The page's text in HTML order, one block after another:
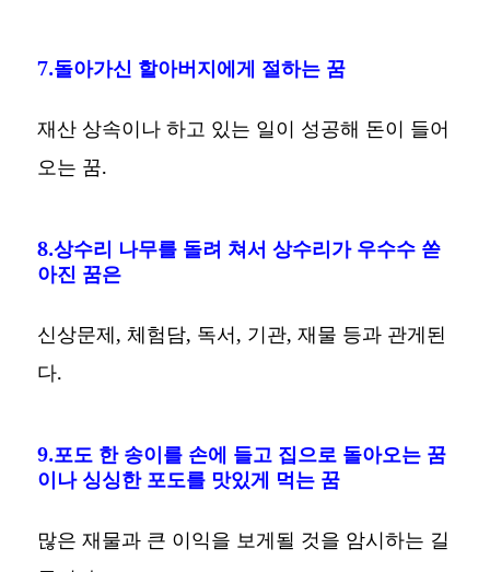
7.돌아가신 할아버지에게 절하는 꿈
재산 상속이나 하고 있는 일이 성공해 돈이 들어
오는 꿈.
8.상수리 나무를 돌려 쳐서 상수리가 우수수 쏟
아진 꿈은
신상문제, 체험담, 독서, 기관, 재물 등과 관게된
다.
9.포도 한 송이를 손에 들고 집으로 돌아오는 꿈
이나 싱싱한 포도를 맛있게 먹는 꿈
많은 재물과 큰 이익을 보게될 것을 암시하는 길